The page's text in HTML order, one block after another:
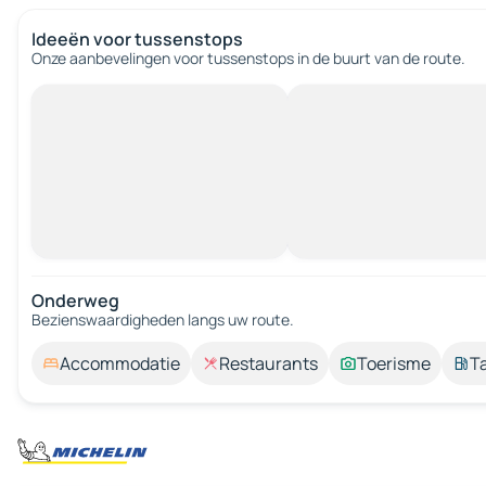
Ideeën voor tussenstops
Onze aanbevelingen voor tussenstops in de buurt van de route.
Onderweg
Bezienswaardigheden langs uw route.
Accommodatie Restaurants Toerisme